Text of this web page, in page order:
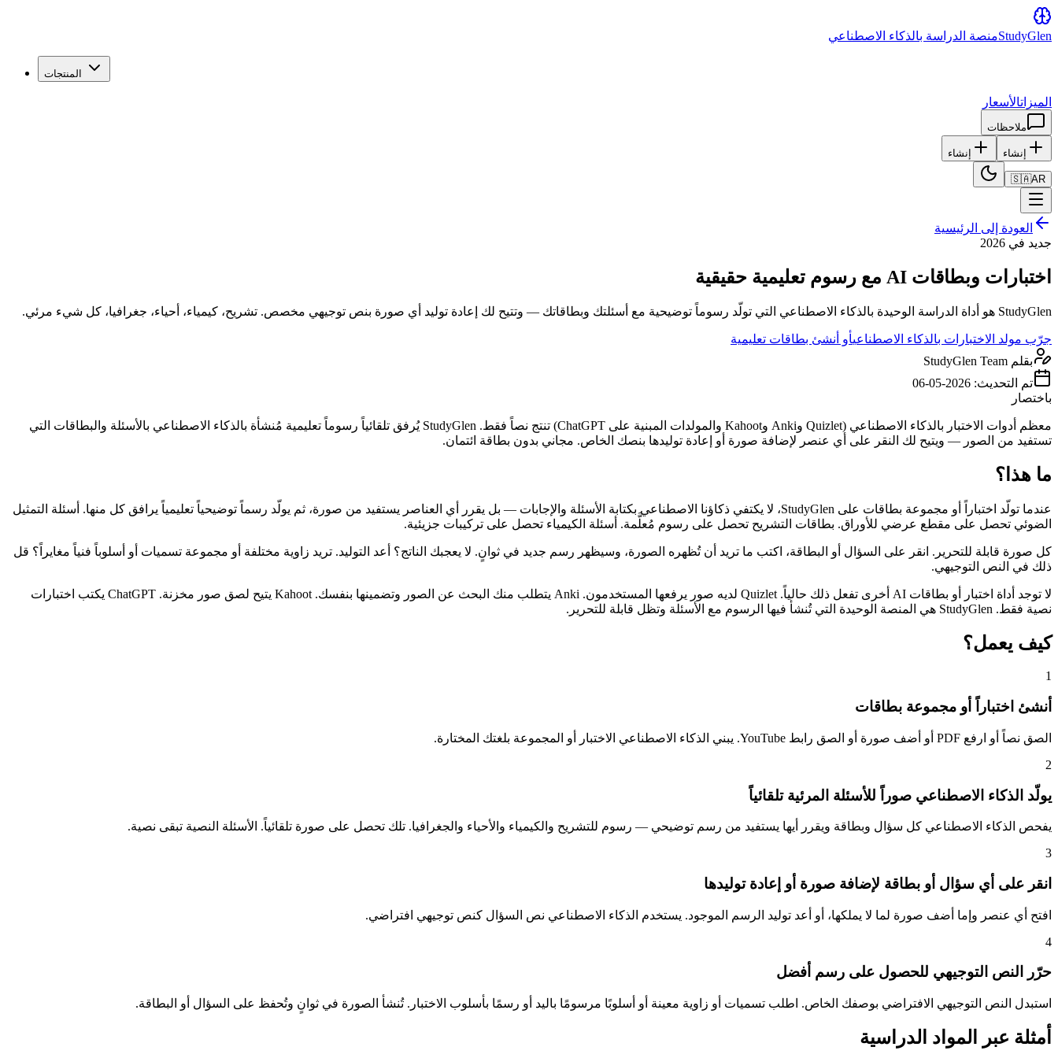
StudyGlen منصة الدراسة بالذكاء الاصطناعي
المنتجات
الميزاتالأسعار
ملاحظات
إنشاء إنشاء
🇸🇦AR
العودة إلى الرئيسية
جديد في 2026
اختبارات وبطاقات AI مع رسوم تعليمية حقيقية
StudyGlen هو أداة الدراسة الوحيدة بالذكاء الاصطناعي التي تولّد رسوماً توضيحية مع أسئلتك وبطاقاتك — وتتيح لك إعادة توليد أي صورة بنص توجيهي مخصص. تشريح، كيمياء، أحياء، جغرافيا، كل شيء مرئي.
جرّب مولد الاختبارات بالذكاء الاصطناعيأو أنشئ بطاقات تعليمية
بقلم StudyGlen Team
تم التحديث: 2026-05-06
باختصار
معظم أدوات الاختبار بالذكاء الاصطناعي (Quizlet وAnki وKahoot والمولدات المبنية على ChatGPT) تنتج نصاً فقط. StudyGlen يُرفق تلقائياً رسوماً تعليمية مُنشأة بالذكاء الاصطناعي بالأسئلة والبطاقات التي
تستفيد من الصور — ويتيح لك النقر على أي عنصر لإضافة صورة أو إعادة توليدها بنصك الخاص. مجاني بدون بطاقة ائتمان.
ما هذا؟
عندما تولّد اختباراً أو مجموعة بطاقات على StudyGlen، لا يكتفي ذكاؤنا الاصطناعي بكتابة الأسئلة والإجابات — بل يقرر أي العناصر يستفيد من صورة، ثم يولّد رسماً توضيحياً تعليمياً يرافق كل منها. أسئلة التمثيل
الضوئي تحصل على مقطع عرضي للأوراق. بطاقات التشريح تحصل على رسوم مُعلَّمة. أسئلة الكيمياء تحصل على تركيبات جزيئية.
كل صورة قابلة للتحرير. انقر على السؤال أو البطاقة، اكتب ما تريد أن تُظهره الصورة، وسيظهر رسم جديد في ثوانٍ. لا يعجبك الناتج؟ أعد التوليد. تريد زاوية مختلفة أو مجموعة تسميات أو أسلوباً فنياً مغايراً؟ قل
ذلك في النص التوجيهي.
لا توجد أداة اختبار أو بطاقات AI أخرى تفعل ذلك حالياً. Quizlet لديه صور يرفعها المستخدمون. Anki يتطلب منك البحث عن الصور وتضمينها بنفسك. Kahoot يتيح لصق صور مخزنة. ChatGPT يكتب اختبارات
نصية فقط. StudyGlen هي المنصة الوحيدة التي تُنشأ فيها الرسوم مع الأسئلة وتظل قابلة للتحرير.
كيف يعمل؟
1
أنشئ اختباراً أو مجموعة بطاقات
الصق نصاً أو ارفع PDF أو أضف صورة أو الصق رابط YouTube. يبني الذكاء الاصطناعي الاختبار أو المجموعة بلغتك المختارة.
2
يولّد الذكاء الاصطناعي صوراً للأسئلة المرئية تلقائياً
يفحص الذكاء الاصطناعي كل سؤال وبطاقة ويقرر أيها يستفيد من رسم توضيحي — رسوم للتشريح والكيمياء والأحياء والجغرافيا. تلك تحصل على صورة تلقائياً. الأسئلة النصية تبقى نصية.
3
انقر على أي سؤال أو بطاقة لإضافة صورة أو إعادة توليدها
افتح أي عنصر وإما أضف صورة لما لا يملكها، أو أعد توليد الرسم الموجود. يستخدم الذكاء الاصطناعي نص السؤال كنص توجيهي افتراضي.
4
حرّر النص التوجيهي للحصول على رسم أفضل
استبدل النص التوجيهي الافتراضي بوصفك الخاص. اطلب تسميات أو زاوية معينة أو أسلوبًا مرسومًا باليد أو رسمًا بأسلوب الاختبار. تُنشأ الصورة في ثوانٍ وتُحفظ على السؤال أو البطاقة.
أمثلة عبر المواد الدراسية